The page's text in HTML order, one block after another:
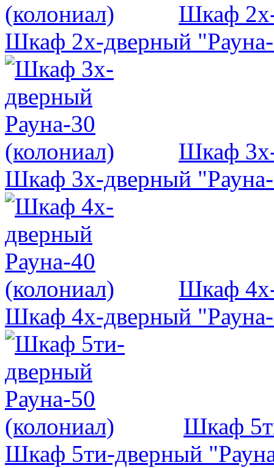
Шкаф
Шкаф 2х-дверный
Шкаф
Шкаф 3х-дверный
Шкаф
Шкаф 4х-дверный
Шкаф
Шкаф 5ти-дверный